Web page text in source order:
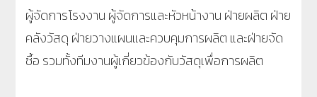
ผู้จัดการโรงงาน ผู้จัดการและหัวหน้างาน ฝ่ายผลิต ฝ่าย
คลังวัสดุ ฝ่ายวางแผนและควบคุมการผลิต และฝ่ายจัด
ซื้อ รวมทั้งทีมงานผู้เกี่ยวข้องกับวัสดุเพื่อการผลิต